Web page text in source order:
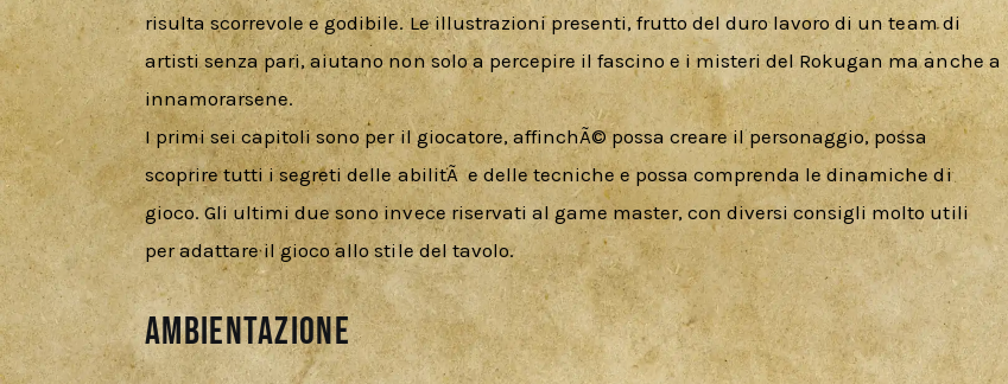
risulta scorrevole e godibile. Le illustrazioni presenti, frutto del duro lavoro di un team di
artisti senza pari, aiutano non solo a percepire il fascino e i misteri del Rokugan ma anche a
innamorarsene.
I primi sei capitoli sono per il giocatore, affinchÃ© possa creare il personaggio, possa
scoprire tutti i segreti delle abilitÃ  e delle tecniche e possa comprenda le dinamiche di
gioco. Gli ultimi due sono invece riservati al game master, con diversi consigli molto utili
per adattare il gioco allo stile del tavolo.
Ambientazione